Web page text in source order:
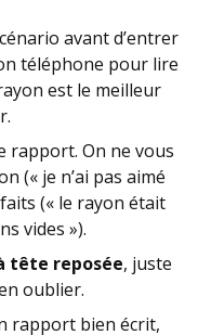
avant d’entrer
téléphone pour lire
est le meilleur
rapport. On ne vous
(« je n’ai pas aimé
(« le rayon était
vides »).
tête reposée, juste
oublier.
rapport bien écrit,